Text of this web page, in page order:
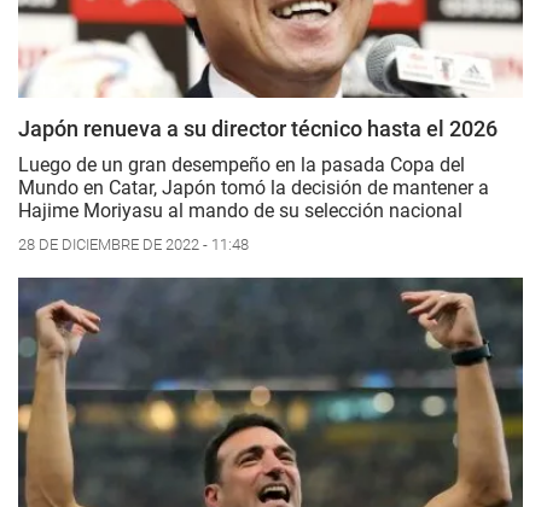
Japón renueva a su director técnico hasta el 2026
Luego de un gran desempeño en la pasada Copa del
Mundo en Catar, Japón tomó la decisión de mantener a
Hajime Moriyasu al mando de su selección nacional
28 DE DICIEMBRE DE 2022 - 11:48